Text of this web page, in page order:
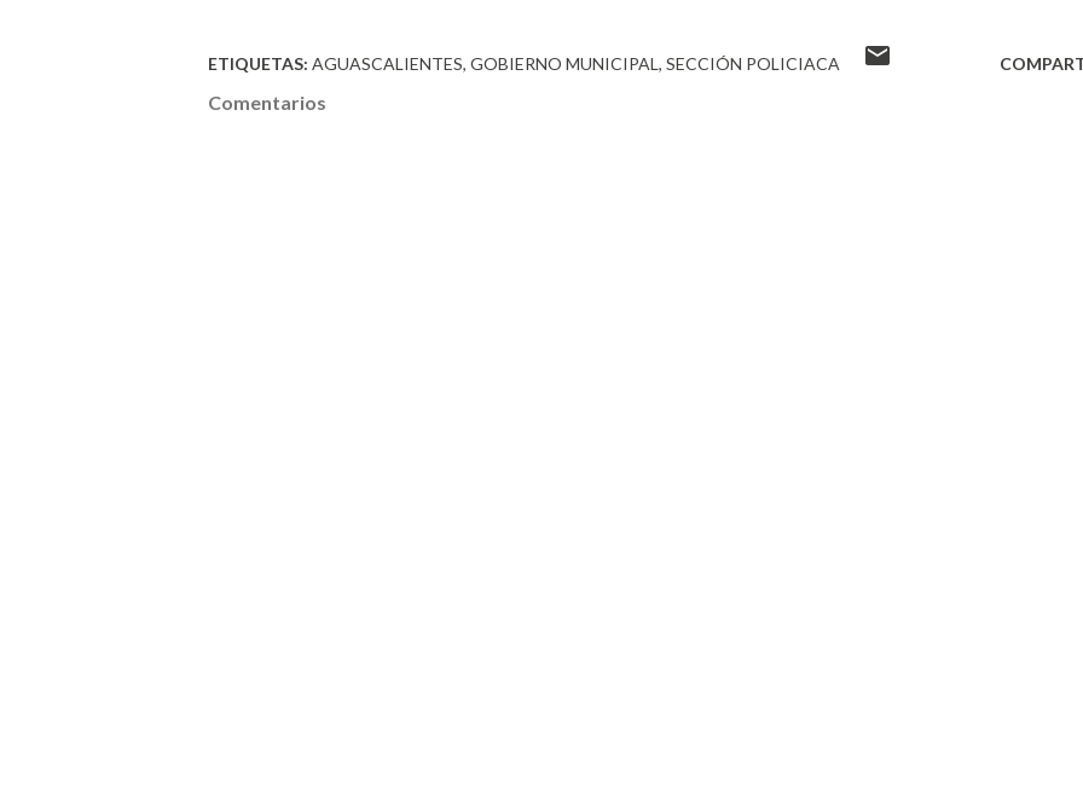
ETIQUETAS: AGUASCALIENTES GOBIERNO MUNICIPAL SECCIÓN POLICIACA
Comentarios